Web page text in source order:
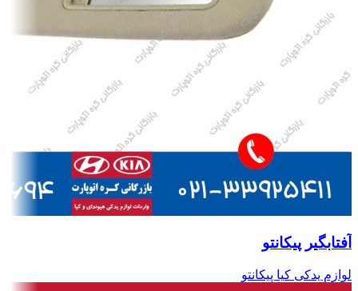
آفتابگیر پیکانتو
لوازم یدکی کیا پیکانتو